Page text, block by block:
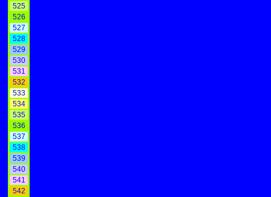
525
526
527
528
529
530
531
532
533
534
535
536
537
538
539
540
541
542